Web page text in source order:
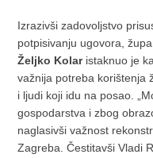
Izrazivši zadovoljstvo
potpisivanju ugovora,
Željko Kolaristaknuo je
važnija potreba korištenja
i ljudi koji idu na posao.
gospodarstva i zbog
naglasivši važnost
Zagreba. Čestitavši Vladi